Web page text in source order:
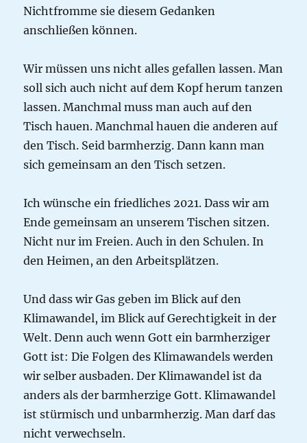
Nichtfromme sie diesem Gedanken
anschließen können.
Wir müssen uns nicht alles gefallen lassen. Man
soll sich auch nicht auf dem Kopf herum tanzen
lassen. Manchmal muss man auch auf den
Tisch hauen. Manchmal hauen die anderen auf
den Tisch. Seid barmherzig. Dann kann man
sich gemeinsam an den Tisch setzen.
Ich wünsche ein friedliches 2021. Dass wir am
Ende gemeinsam an unserem Tischen sitzen.
Nicht nur im Freien. Auch in den Schulen. In
den Heimen, an den Arbeitsplätzen.
Und dass wir Gas geben im Blick auf den
Klimawandel, im Blick auf Gerechtigkeit in der
Welt. Denn auch wenn Gott ein barmherziger
Gott ist: Die Folgen des Klimawandels werden
wir selber ausbaden. Der Klimawandel ist da
anders als der barmherzige Gott. Klimawandel
ist stürmisch und unbarmherzig. Man darf das
nicht verwechseln.